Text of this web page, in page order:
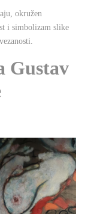
okružen
i simbolizam slike
Gustav